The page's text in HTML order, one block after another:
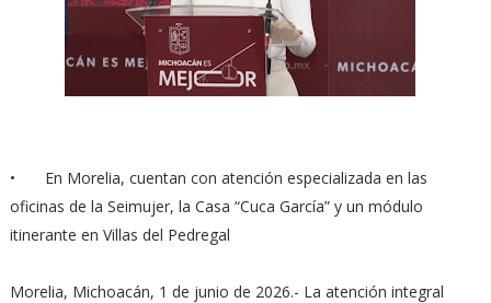
•
En Morelia, cuentan con atención especializada en las
oficinas de la Seimujer, la Casa “Cuca García” y un módulo
itinerante en Villas del Pedregal
Morelia, Michoacán, 1 de junio de 2026.- La atención integral